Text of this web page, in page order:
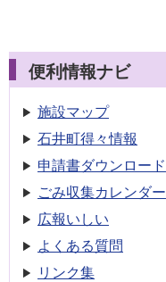
便利情報ナビ
施設マップ
石井町得々情報
申請書ダウンロード
ごみ収集カレンダー
広報いしい
よくある質問
リンク集